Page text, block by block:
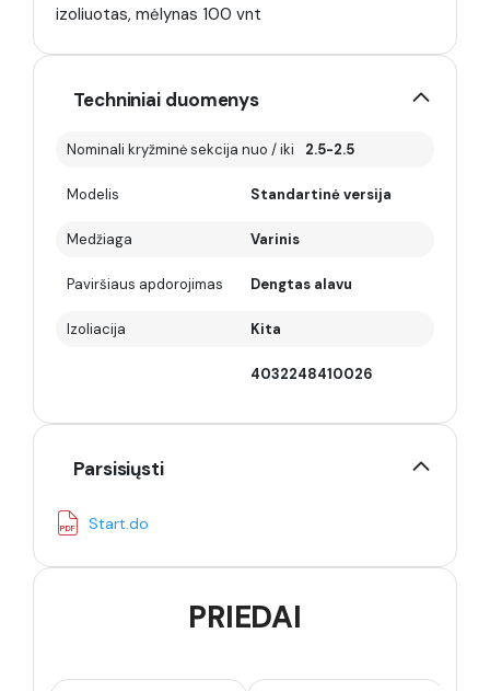
izoliuotas, mėlynas 100 vnt
Techniniai duomenys
Nominali kryžminė sekcija nuo / iki 2.5-2.5
Modelis Standartinė versija
Medžiaga Varinis
Paviršiaus apdorojimas Dengtas alavu
Izoliacija Kita
4032248410026
Parsisiųsti
Start.do
PRIEDAI